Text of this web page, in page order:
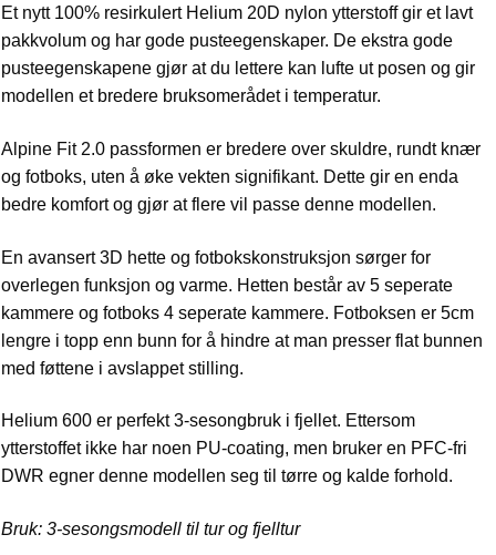
Et nytt 100% resirkulert Helium 20D nylon ytterstoff gir et lavt
pakkvolum og har gode pusteegenskaper. De ekstra gode
pusteegenskapene gjør at du lettere kan lufte ut posen og gir
modellen et bredere bruksomerådet i temperatur.
Alpine Fit 2.0 passformen er bredere over skuldre, rundt knær
og fotboks, uten å øke vekten signifikant. Dette gir en enda
bedre komfort og gjør at flere vil passe denne modellen.
En avansert 3D hette og fotbokskonstruksjon sørger for
overlegen funksjon og varme. Hetten består av 5 seperate
kammere og fotboks 4 seperate kammere. Fotboksen er 5cm
lengre i topp enn bunn for å hindre at man presser flat bunnen
med føttene i avslappet stilling.
Helium 600 er perfekt 3-sesongbruk i fjellet. Ettersom
ytterstoffet ikke har noen PU-coating, men bruker en PFC-fri
DWR egner denne modellen seg til tørre og kalde forhold.
Bruk: 3-sesongsmodell til tur og fjelltur